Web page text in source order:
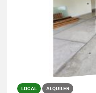
LOCAL ALQUILER